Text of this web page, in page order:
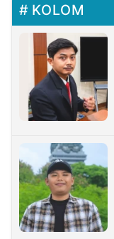
KOLOM